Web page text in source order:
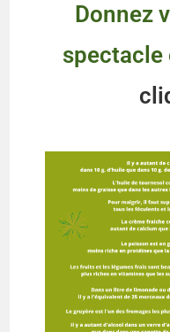
Donnez
spectacle